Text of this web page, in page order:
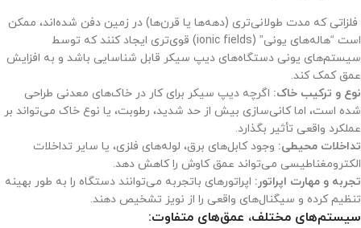
فلزاتی که مدت طولانی‌تری (دهه‌ها یا قرن‌ها) در زمین دفن شده‌اند، ممکن
است “هاله‌های یونی” (ionic fields) قوی‌تری ایجاد کنند که توسط
سیستم‌های یونی دستگاه‌های دیپ سیکر قابل شناسایی باشد و به افزایش
عمق کمک کند.
نوع و ترکیب خاک: اگرچه دیپ سیکر برای کار در خاک‌های معدنی طراحی
شده است، اما کانی‌سازی بیش از حد شدید، رطوبت، یا نوع خاک می‌تواند بر
عملکرد واقعی تأثیر بگذارد.
تداخلات محیطی: وجود کابل‌های برق، لوله‌های فلزی، یا سایر تداخلات
الکترومغناطیسی می‌تواند عمق کاوش را کاهش دهد.
تجربه و مهارت اپراتور: اپراتورهای باتجربه می‌توانند دستگاه را به طور بهینه
تنظیم کرده و سیگنال‌های واقعی را از نویز تشخیص دهند.
سیستم‌های مختلف، عمق‌های متفاوت: